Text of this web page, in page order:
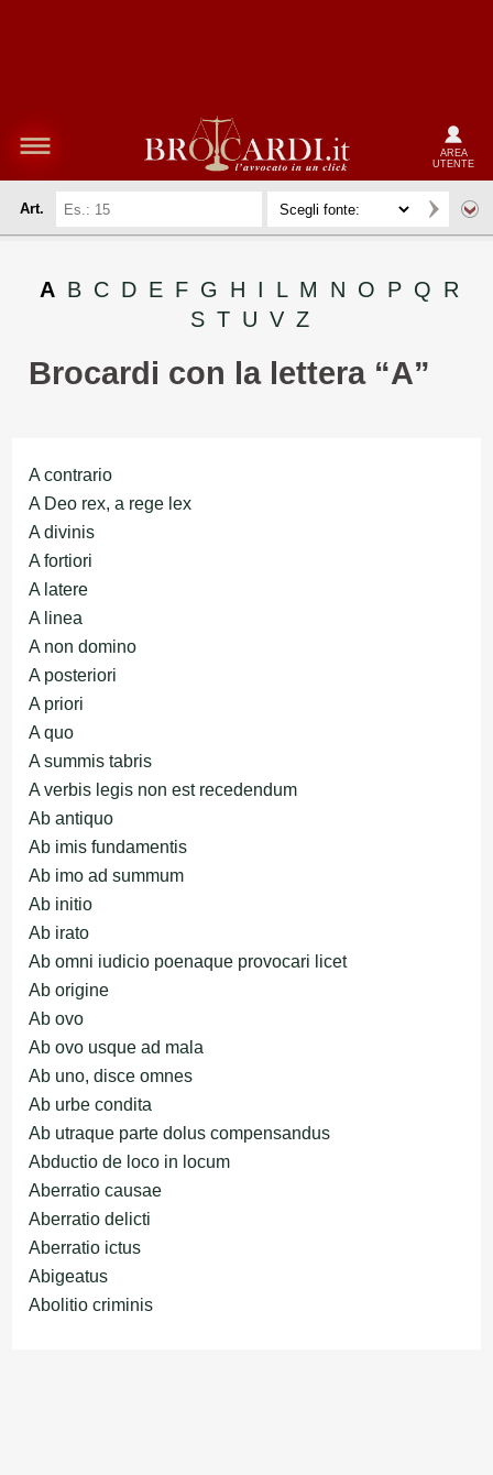
AREA
UTENTE
Art.
A B C D E F G H I L M N O P Q R
S T U V Z
Brocardi con la lettera “A”
A contrario
A Deo rex, a rege lex
A divinis
A fortiori
A latere
A linea
A non domino
A posteriori
A priori
A quo
A summis tabris
A verbis legis non est recedendum
Ab antiquo
Ab imis fundamentis
Ab imo ad summum
Ab initio
Ab irato
Ab omni iudicio poenaque provocari licet
Ab origine
Ab ovo
Ab ovo usque ad mala
Ab uno, disce omnes
Ab urbe condita
Ab utraque parte dolus compensandus
Abductio de loco in locum
Aberratio causae
Aberratio delicti
Aberratio ictus
Abigeatus
Abolitio criminis